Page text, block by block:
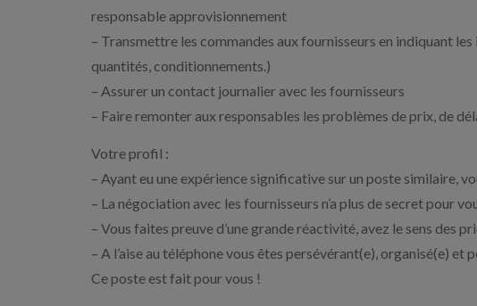
responsable approvisionnement
– Transmettre les commandes aux fournisseurs en indiquant
quantités, conditionnements.)
– Assurer un contact journalier avec les fournisseurs
– Faire remonter aux responsables les problèmes de prix, de
Votre profil :
– Ayant eu une expérience significative sur un poste similaire,
– La négociation avec les fournisseurs n’a plus de secret pour
– Vous faites preuve d’une grande réactivité, avez le sens des
– A l’aise au téléphone vous êtes persévérant(e), organisé(e) et
Ce poste est fait pour vous !